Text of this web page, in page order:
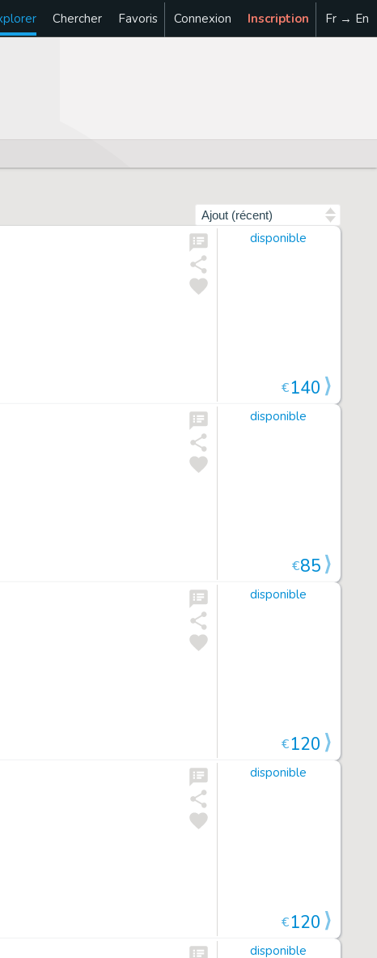
Chercher Favoris Connexion Inscription Fr → En
disponible
€140
disponible
€85
disponible
€120
disponible
€120
disponible